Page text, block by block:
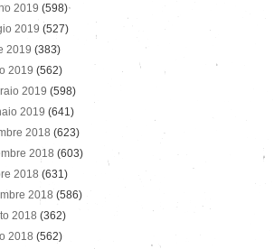
2019 (598)
2019 (527)
2019 (383)
2019 (562)
2019 (598)
2019 (641)
2018 (623)
2018 (603)
2018 (631)
2018 (586)
2018 (362)
2018 (562)